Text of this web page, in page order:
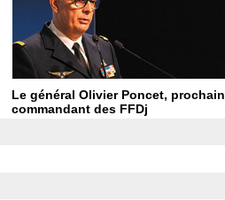
Le général Olivier Poncet, prochain
commandant des FFDj